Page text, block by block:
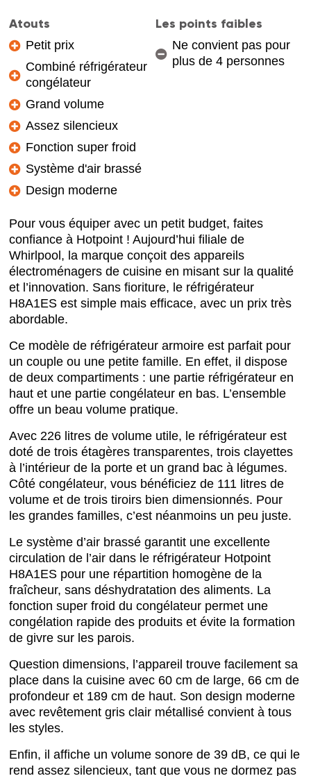
Atouts
Petit prix
Combiné réfrigérateur
congélateur
Grand volume
Assez silencieux
Fonction super froid
Système d'air brassé
Design moderne
Les points faibles
Ne convient pas pour
plus de 4 personnes
Pour vous équiper avec un petit budget, faites
confiance à Hotpoint ! Aujourd’hui filiale de
Whirlpool, la marque conçoit des appareils
électroménagers de cuisine en misant sur la qualité
et l’innovation. Sans fioriture, le réfrigérateur
H8A1ES est simple mais efficace, avec un prix très
abordable.
Ce modèle de réfrigérateur armoire est parfait pour
un couple ou une petite famille. En effet, il dispose
de deux compartiments : une partie réfrigérateur en
haut et une partie congélateur en bas. L’ensemble
offre un beau volume pratique.
Avec 226 litres de volume utile, le réfrigérateur est
doté de trois étagères transparentes, trois clayettes
à l’intérieur de la porte et un grand bac à légumes.
Côté congélateur, vous bénéficiez de 111 litres de
volume et de trois tiroirs bien dimensionnés. Pour
les grandes familles, c’est néanmoins un peu juste.
Le système d’air brassé garantit une excellente
circulation de l’air dans le réfrigérateur Hotpoint
H8A1ES pour une répartition homogène de la
fraîcheur, sans déshydratation des aliments. La
fonction super froid du congélateur permet une
congélation rapide des produits et évite la formation
de givre sur les parois.
Question dimensions, l’appareil trouve facilement sa
place dans la cuisine avec 60 cm de large, 66 cm de
profondeur et 189 cm de haut. Son design moderne
avec revêtement gris clair métallisé convient à tous
les styles.
Enfin, il affiche un volume sonore de 39 dB, ce qui le
rend assez silencieux, tant que vous ne dormez pas